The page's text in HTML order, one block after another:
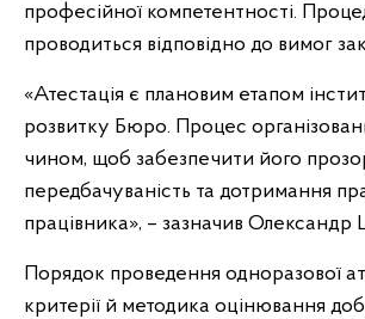
професійної компетентності.
проводиться відповідно до вимог
«Атестація є плановим етапом
розвитку Бюро. Процес
чином, щоб забезпечити його
передбачуваність та дотримання
працівника», – зазначив Олександр
Порядок проведення одноразової
критерії й методика оцінювання